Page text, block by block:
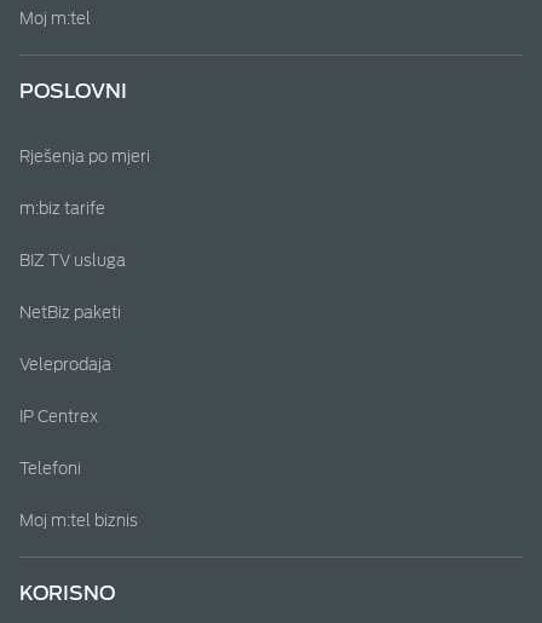
Moj m:tel
POSLOVNI
Rješenja po mjeri
m:biz tarife
BIZ TV usluga
NetBiz paketi
Veleprodaja
IP Centrex
Telefoni
Moj m:tel biznis
KORISNO